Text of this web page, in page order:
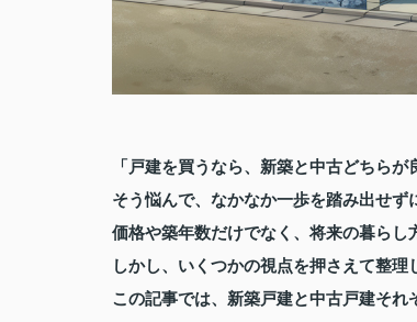
「戸建を買うなら、新築と中古どちらが
そう悩んで、なかなか一歩を踏み出せず
価格や築年数だけでなく、将来の暮らし
しかし、いくつかの視点を押さえて整理
この記事では、新築戸建と中古戸建そ